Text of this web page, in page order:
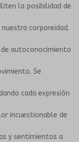
la posibilidad de
corporeidad.
autoconocimiento
Se
cada expresión
incuestionable de
y sentimientos a